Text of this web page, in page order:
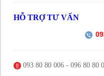
HỖ TRỢ TƯ VẤN
093 80 80 006 - 096 80 80